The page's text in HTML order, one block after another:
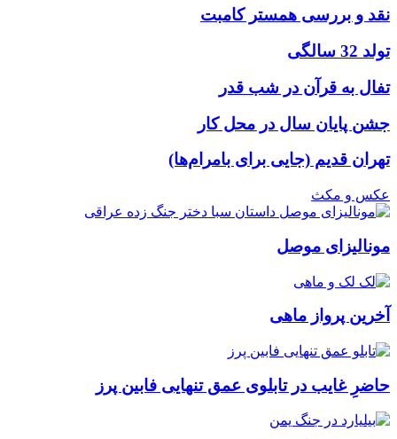
نقد و بررسی همستر کامبت
تولد 32 سالگی
تفال به قرآن در شب قدر
جشن پایان سال در محل کار
تهران قدیم (جایی برای بامرام‌ها)
عکس و مکث
مونالیزای موصل
آخرین پرواز ماهی
حاضرِ غایب در تابلوی عمق تنهایی فابین پرز